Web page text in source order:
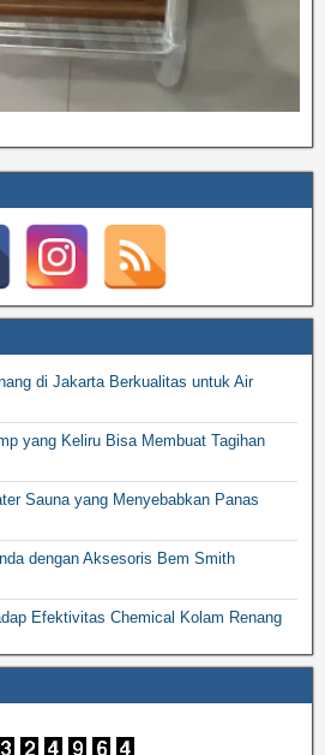
di Jakarta Berkualitas untuk Air
yang Keliru Bisa Membuat Tagihan
Sauna yang Menyebabkan Panas
dengan Aksesoris Bem Smith
Efektivitas Chemical Kolam Renang